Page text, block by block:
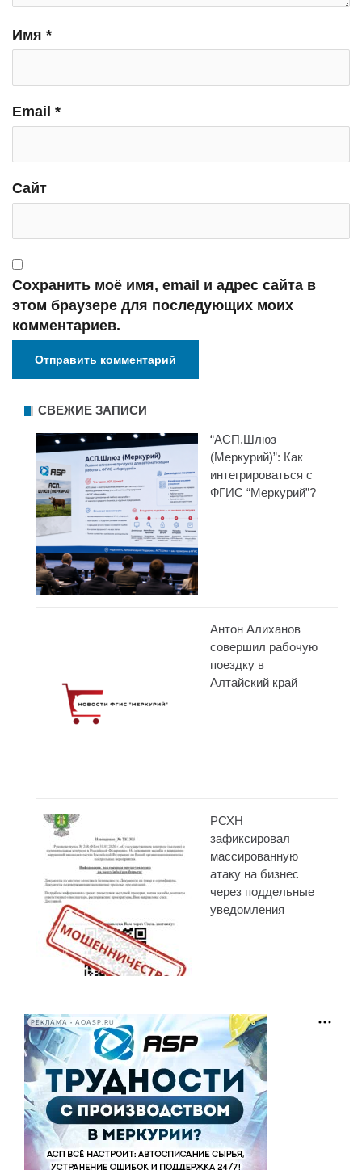
Имя *
Email *
Сайт
Сохранить моё имя, email и адрес сайта в
этом браузере для последующих моих
комментариев.
СВЕЖИЕ ЗАПИСИ
“АСП.Шлюз
(Меркурий)”: Как
интегрироваться с
ФГИС “Меркурий”?
Антон Алиханов
совершил рабочую
поездку в
Алтайский край
РСХН
зафиксировал
массированную
атаку на бизнес
через поддельные
уведомления
РЕКЛАМА • AOASP.RU